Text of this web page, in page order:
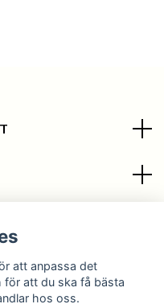
att anpassa det
för att du ska få bästa
hos oss.